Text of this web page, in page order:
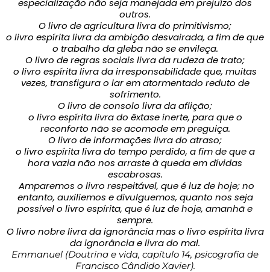
especialização não seja manejada em prejuízo dos
outros.
O livro de agricultura livra do primitivismo;
o livro espírita livra da ambição desvairada, a fim de que
o trabalho da gleba não se envileça.
O livro de regras sociais livra da rudeza de trato;
o livro espírita livra da irresponsabilidade que, muitas
vezes, transfigura o lar em atormentado reduto de
sofrimento.
O livro de consolo livra da aflição;
o livro espírita livra do êxtase inerte, para que o
reconforto não se acomode em preguiça.
O livro de informações livra do atraso;
o livro espírita livra do tempo perdido, a fim de que a
hora vazia não nos arraste à queda em dívidas
escabrosas.
Amparemos o livro respeitável, que é luz de hoje; no
entanto, auxiliemos e divulguemos, quanto nos seja
possível o livro espírita, que é luz de hoje, amanhã e
sempre.
O livro nobre livra da ignorância mas o livro espírita livra
da ignorância e livra do mal.
Emmanuel (Doutrina e vida, capítulo 14, psicografia de
Francisco Cândido Xavier).